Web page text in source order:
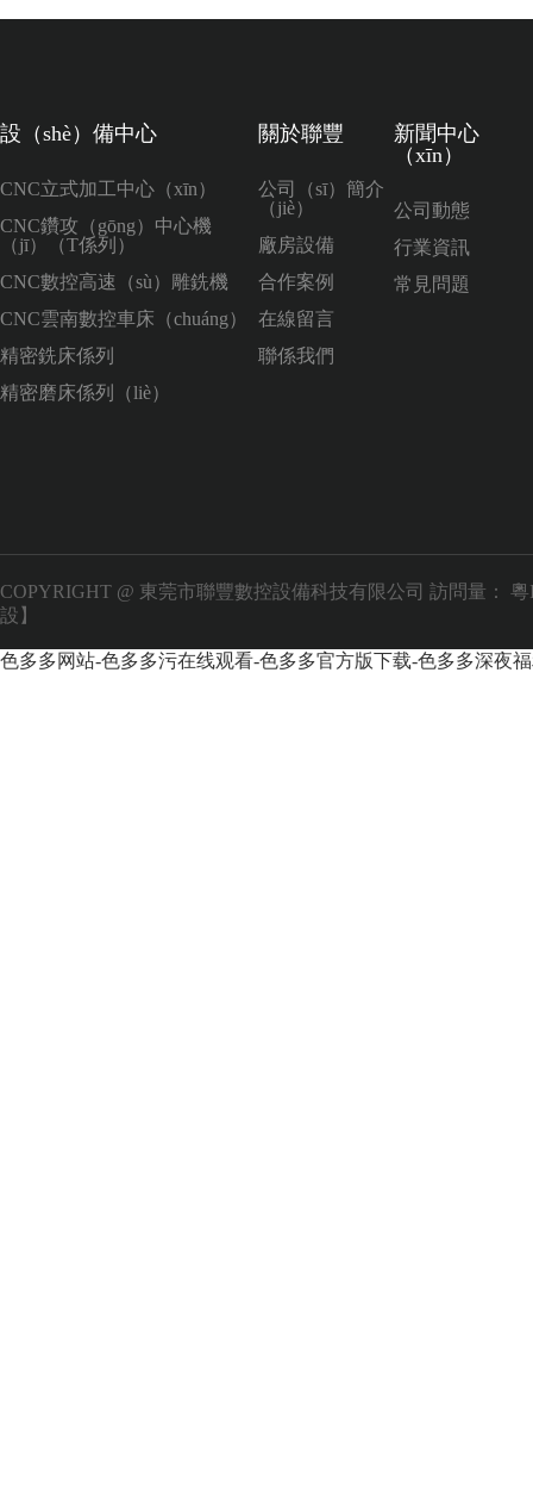
設（shè）備中心
CNC立式加工中心（xīn）
CNC鑽攻（gōng）中心機
（jī）（T係列）
CNC數控高速（sù）雕銑機
CNC雲南數控車床（chuáng）
精密銑床係列
精密磨床係列（liè）
關於聯豐
公司（sī）簡介
（jiè）
廠房設備
合作案例
在線留言
聯係我們
新聞中心
（xīn）
公司動態
行業資訊
常見問題
COPYRIGHT @ 東莞市聯豐數控設備科技有限公司 訪問量：
粵
設】
色多多网站-色多多污在线观看-色多多官方版下载-色多多深夜